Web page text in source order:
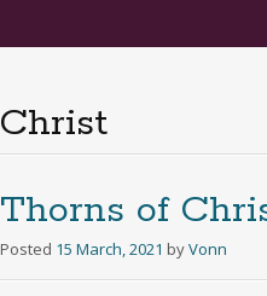
Christ
Thorns of
Posted 15 March, 2021 byVonn